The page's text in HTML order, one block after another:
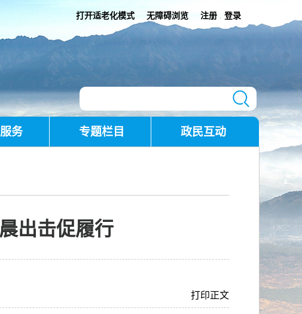
打开适老化模式 无障碍浏览 注册 登录
务 专题栏目 政民互动
出击促履行
打印正文